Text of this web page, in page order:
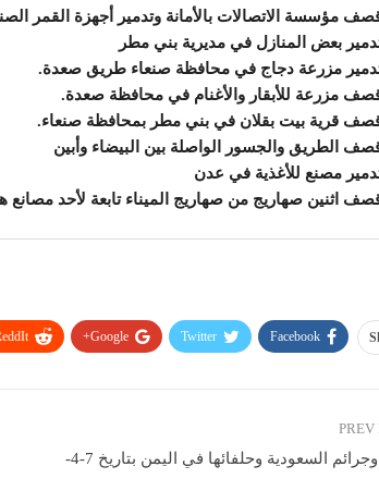
مؤسسة الاتصالات بالأمانة وتدمير أجهزة القمر
بعض المنازل في مديرية بني مطر
مزرعة دجاج في محافظة صنعاء طريق صعدة.
مزرعة للأبقار والأغنام في محافظة صعدة.
قرية بيت بقلان في بني مطر بمحافظة صنعاء.
الطريق والجسور الواصلة بين البيضاء وأبين
مصنع للأغذية في عدن
اثنين صهاريج من صهاريج الميناء تابعة لأحد مصانع
Facebook
Twitter
Google+
انتهاكات وجرائم السعودية وحلفائها في اليمن بتاريخ 7-4-